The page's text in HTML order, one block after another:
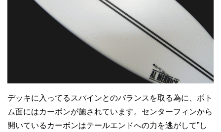
デッキに入ってるスパインとのバランスを取る為に、ボト
ム面にはカーボンが施されています。センターフィンから
開いているカーボンはテールエンドへの力を逃がして”し